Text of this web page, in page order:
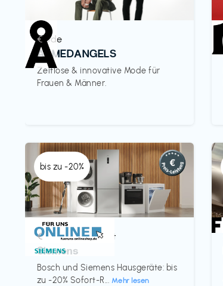
Mode
ARMEDANGELS
Zeitlose & innovative Mode für
Frauen & Männer.
€‎
bis zu -20%
Küche & Haushalt
Siemens
Bosch und Siemens Hausgeräte: bis
zu -20% Sofort-R... Mehr lesen
€‎